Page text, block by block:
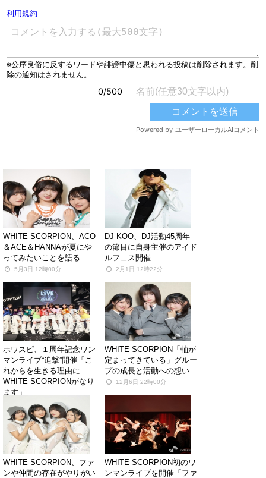
WHITE SCORPION、ACO
＆ACE＆HANNAが夏にや
ってみたいことを語る
5月3日 12時00分
DJ KOO、DJ活動45周年
の節目に自身主催のアイド
ルフェス開催
2月1日 12時22分
ホワスピ、１周年記念ワン
マンライブ“追撃”開催「こ
れからを生きる理由に
WHITE SCORPIONがなり
ます」
12月8日 19時00分
WHITE SCORPION「軸が
定まってきている」グルー
プの成長と活動への想い
12月6日 22時00分
WHITE SCORPION、ファ
ンや仲間の存在がやりがい
WHITE SCORPION初のワ
ンマンライブを開催「ファ